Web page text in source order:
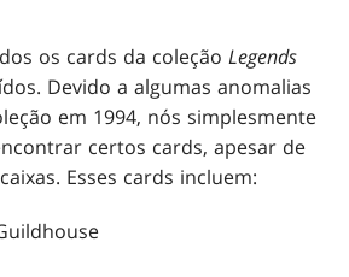
os cards da coleçãoLegends
Devido a algumas anomalias
em 1994, nós simplesmente
certos cards, apesar de
Esses cards incluem: